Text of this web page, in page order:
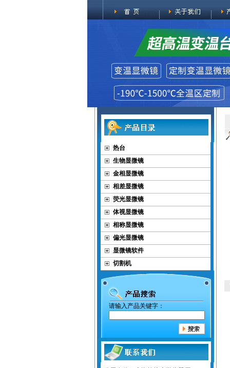
热台
生物显微镜
金相显微镜
相差显微镜
荧光显微镜
体视显微镜
相称显微镜
偏光显微镜
显微镜软件
切割机
请输入产品关键字：